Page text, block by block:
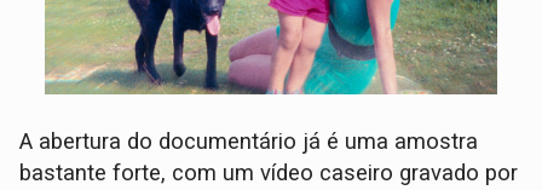
A abertura do documentário já é uma amostra
bastante forte, com um vídeo caseiro gravado por